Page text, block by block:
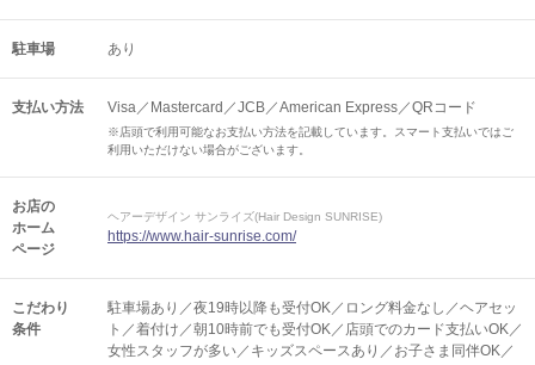
駐車場 あり
支払い方法 Visa／Mastercard／JCB／American Express／QRコード
※店頭で利用可能なお支払い方法を記載しています。スマート支払いではご
利用いただけない場合がございます。
お店の
ホーム
ページ
ヘアーデザイン サンライズ(Hair Design SUNRISE)
https://www.hair-sunrise.com/
こだわり
条件
駐車場あり／夜19時以降も受付OK／ロング料金なし／ヘアセッ
ト／着付け／朝10時前でも受付OK／店頭でのカード支払いOK／
女性スタッフが多い／キッズスペースあり／お子さま同伴OK／